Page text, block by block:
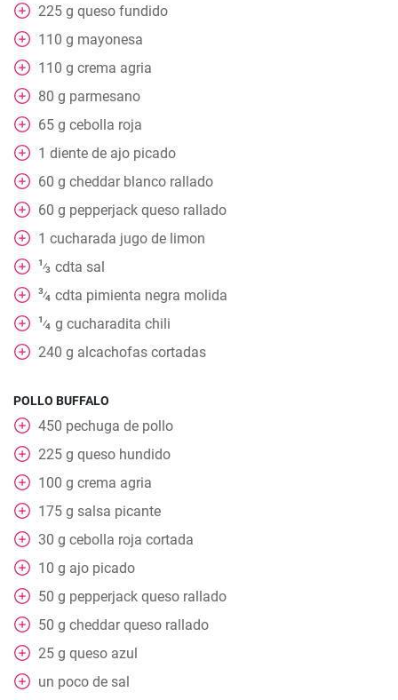
225 g queso fundido
110 g mayonesa
110 g crema agria
80 g parmesano
65 g cebolla roja
1 diente de ajo picado
60 g cheddar blanco rallado
60 g pepperjack queso rallado
1 cucharada jugo de limon
1⁄3 cdta sal
3⁄4 cdta pimienta negra molida
1⁄4 g cucharadita chili
240 g alcachofas cortadas
POLLO BUFFALO
450 pechuga de pollo
225 g queso hundido
100 g crema agria
175 g salsa picante
30 g cebolla roja cortada
10 g ajo picado
50 g pepperjack queso rallado
50 g cheddar queso rallado
25 g queso azul
un poco de sal